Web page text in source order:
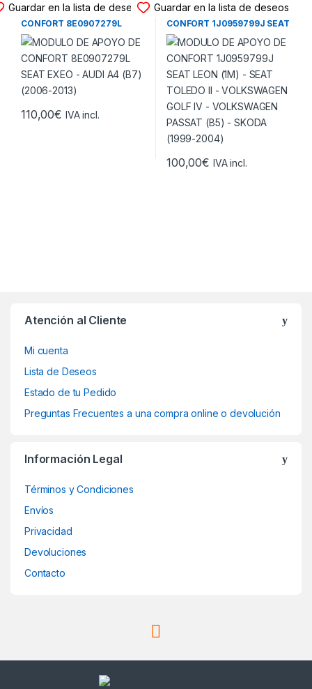
Guardar en la lista de deseos
MODULO DE APOYO DE
CONFORT 8E0907279L
SEAT EXEO – AUDI A4 (B7)
(2006-2013)
110,00€ IVA incl.
Guardar en la lista de deseos
MODULO DE APOYO DE
CONFORT 1J0959799J SEAT
LEON (1M) – SEAT TOLEDO II
– VOLKSWAGEN GOLF IV –
VOLKSWAGEN PASSAT (B5) –
SKODA (1999-2004)
100,00€ IVA incl.
Atención al Cliente
Mi cuenta
Lista de Deseos
Estado de tu Pedido
Preguntas Frecuentes a una compra online o devolución
Información Legal
Términos y Condiciones
Envíos
Privacidad
Devoluciones
Contacto